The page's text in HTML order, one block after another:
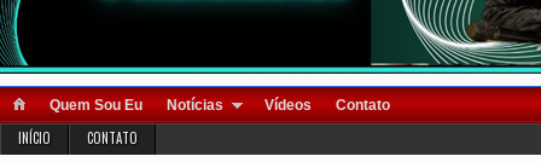
Quem Sou Eu Notícias Vídeos Contato
INÍCIO CONTATO